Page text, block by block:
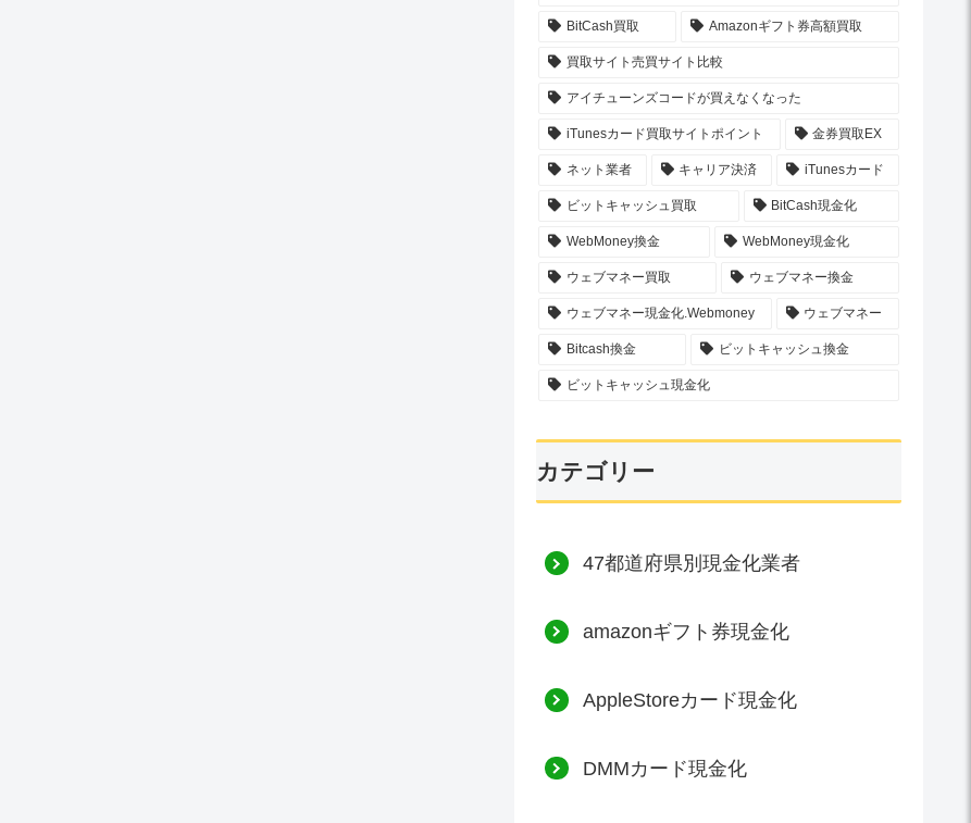
BitCash買取 Amazonギフト券高額買取
買取サイト売買サイト比較
アイチューンズコードが買えなくなった
iTunesカード買取サイトポイント 金券買取EX
ネット業者 キャリア決済 iTunesカード
ビットキャッシュ買取 BitCash現金化
WebMoney換金 WebMoney現金化
ウェブマネー買取 ウェブマネー換金
ウェブマネー現金化.Webmoney ウェブマネー
Bitcash換金 ビットキャッシュ換金
ビットキャッシュ現金化
カテゴリー
47都道府県別現金化業者
amazonギフト券現金化
AppleStoreカード現金化
DMMカード現金化